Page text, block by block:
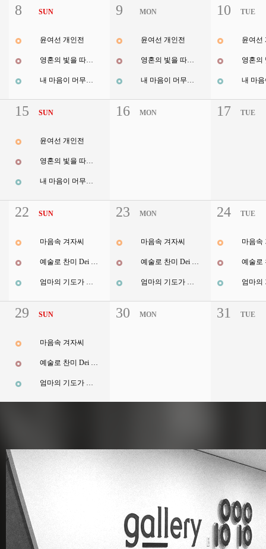
8 SUN
윤여선 개인전
영혼의 빛을 따라서
내 마음이 머무는 곳
9 MON
윤여선 개인전
영혼의 빛을 따라서
내 마음이 머무는 곳
10 TUE
윤여선
15 SUN
윤여선 개인전
영혼의 빛을 따라서
내 마음이 머무는 곳
16 MON 17 TUE
22 SUN
마음속 겨자씨
예술로 찬미 Dei immanentia
엄마의 기도가 하늘에 닿으면
23 MON
마음속 겨자씨
예술로 찬미 Dei immanentia
엄마의 기도가 하늘에 닿으면
24 TUE
마음속
29 SUN
마음속 겨자씨
예술로 찬미 Dei immanentia
엄마의 기도가 하늘에 닿으면
30 MON 31 TUE